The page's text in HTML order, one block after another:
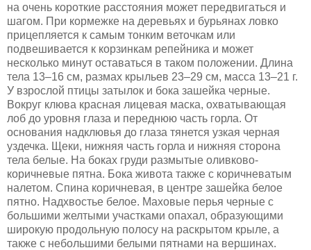
на очень короткие расстояния может передвигаться и
шагом. При кормежке на деревьях и бурьянах ловко
прицепляется к самым тонким веточкам или
подвешивается к корзинкам репейника и может
несколько минут оставаться в таком положении. Длина
тела 13–16 см, размах крыльев 23–29 см, масса 13–21 г.
У взрослой птицы затылок и бока зашейка черные.
Вокруг клюва красная лицевая маска, охватывающая
лоб до уровня глаза и переднюю часть горла. От
основания надклювья до глаза тянется узкая черная
уздечка. Щеки, нижняя часть горла и нижняя сторона
тела белые. На боках груди размытые оливково-
коричневые пятна. Бока живота также с коричневатым
налетом. Спина коричневая, в центре зашейка белое
пятно. Надхвостье белое. Маховые перья черные с
большими желтыми участками опахал, образующими
широкую продольную полосу на раскрытом крыле, а
также с небольшими белыми пятнами на вершинах.